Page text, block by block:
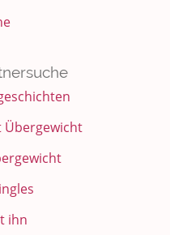
Übergewicht
ihn